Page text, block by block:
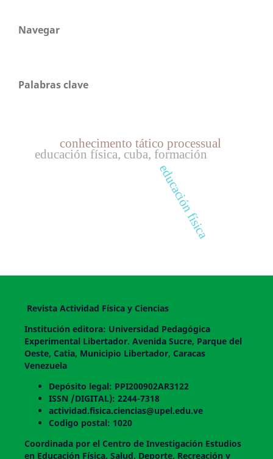
Navegar
Palabras clave
educación física
educación física, cuba, formación
conhecimento tático processual
Revista Actividad Física y Ciencias
Institución editora: Universidad Pedagógica
Experimental Libertador. Avenida Sucre, Parque del
Oeste, Catia, Municipio Libertador, Caracas
Venezuela
Depósito legal: PPI200902AR3122
ISSN /DIGITAL): 2244-7318
actividad.fisica.ciencias@upel.edu.ve
Codigo postal: 1020
Coordinada por el Centro de Investigación Estudios
en Educación Física, Salud, Deporte, Recreación y